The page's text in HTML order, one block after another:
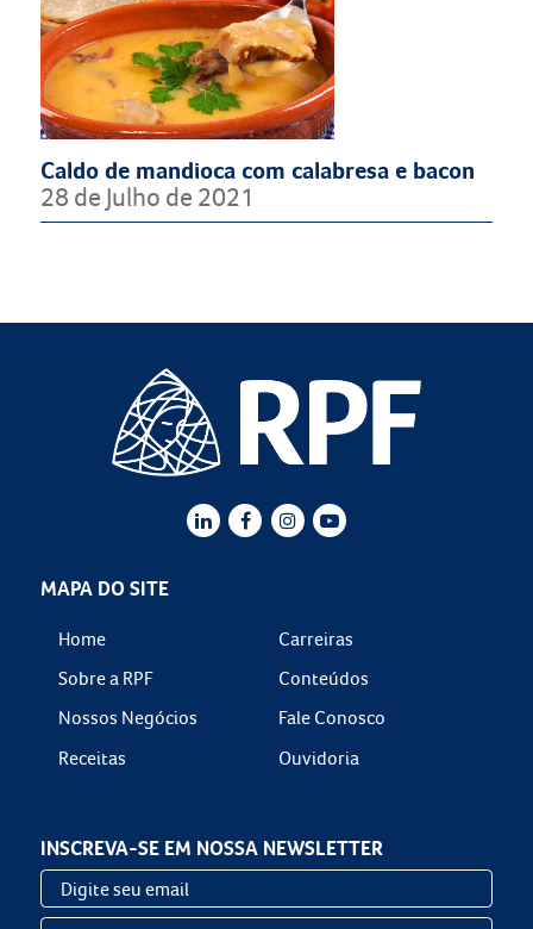
Caldo de mandioca com calabresa e bacon
28 de Julho de 2021
MAPA DO SITE
Home
Sobre a RPF
Nossos Negócios
Receitas
Carreiras
Conteúdos
Fale Conosco
Ouvidoria
INSCREVA-SE EM NOSSA NEWSLETTER